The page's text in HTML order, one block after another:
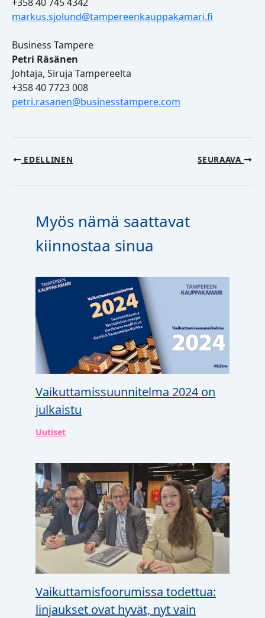
markus.sjolund@tampereenkauppakamari.fi
Business Tampere
Petri Räsänen
Johtaja, Siruja Tampereelta
+358 40 7723 008
petri.rasanen@businesstampere.com
EDELLINEN SEURAAVA
Myös nämä saattavat
kiinnostaa sinua
Vaikuttamissuunnitelma 2024 on
julkaistu
Uutiset
Vaikuttamisfoorumissa todettua:
linjaukset ovat hyvät, nyt vain